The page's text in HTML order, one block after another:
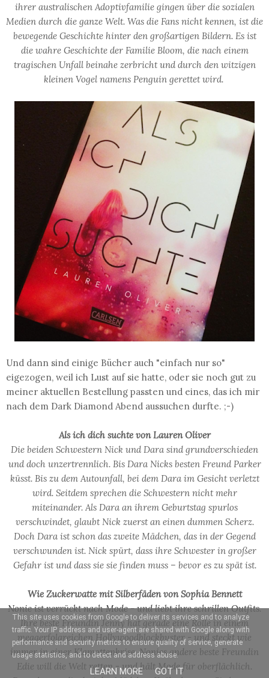
ihrer australischen Adoptivfamilie gingen über die sozialen
Medien durch die ganze Welt. Was die Fans nicht kennen, ist die
bewegende Geschichte hinter den großartigen Bildern. Es ist
die wahre Geschichte der Familie Bloom, die nach einem
tragischen Unfall beinahe zerbricht und durch den witzigen
kleinen Vogel namens Penguin gerettet wird.
Und dann sind einige Bücher auch "einfach nur so"
eigezogen, weil ich Lust auf sie hatte, oder sie noch gut zu
meiner aktuellen Bestellung passten und eines, das ich mir
nach dem Dark Diamond Abend aussuchen durfte. ;-)
Als ich dich suchte von Lauren Oliver
Die beiden Schwestern Nick und Dara sind grundverschieden
und doch unzertrennlich. Bis Dara Nicks besten Freund Parker
küsst. Bis zu dem Autounfall, bei dem Dara im Gesicht verletzt
wird. Seitdem sprechen die Schwestern nicht mehr
miteinander. Als Dara an ihrem Geburtstag spurlos
verschwindet, glaubt Nick zuerst an einen dummen Scherz.
Doch Dara ist schon das zweite Mädchen, das in der Gegend
verschwunden ist. Nick spürt, dass ihre Schwester in großer
Gefahr ist und dass sie sie finden muss – bevor es zu spät ist.
Wie Zuckerwatte mit Silberfäden von Sophia Bennett
Nonie ist verrückt nach Mode - und liebt ihre schrillen Outfits.
Ihre beste Freundin Jenny hat gerade eine Rolle in einem
megaerfolgreichen Hollywoodblockbuster - und steckt wie
immer in einer Klamottenkrise. Nonies andere beste Freundin
Edie will die Welt retten - und hält Mode für oberflächlich.
This site uses cookies from Google to deliver its services and to analyze
traffic. Your IP address and user-agent are shared with Google along with
performance and security metrics to ensure quality of service, generate
usage statistics, and to detect and address abuse.
LEARN MORE GOT IT